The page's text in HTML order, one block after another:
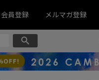
会員登録 メルマガ登録